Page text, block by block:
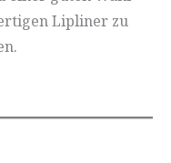
Lipliner zu